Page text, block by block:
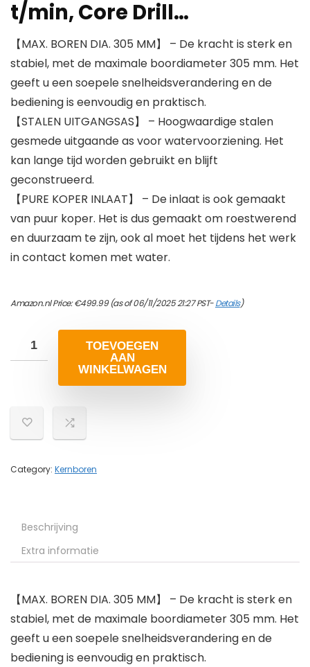
t/min, Core Drill…
【MAX. BOREN DIA. 305 MM】 – De kracht is sterk en
stabiel, met de maximale boordiameter 305 mm. Het
geeft u een soepele snelheidsverandering en de
bediening is eenvoudig en praktisch.
【STALEN UITGANGSAS】 – Hoogwaardige stalen
gesmede uitgaande as voor watervoorziening. Het
kan lange tijd worden gebruikt en blijft
geconstrueerd.
【PURE KOPER INLAAT】 – De inlaat is ook gemaakt
van puur koper. Het is dus gemaakt om roestwerend
en duurzaam te zijn, ook al moet het tijdens het werk
in contact komen met water.
Amazon.nl Price:€499.99(as of 06/11/2025 21:27 PST-Details)
TOEVOEGEN
AAN
WINKELWAGEN
Category: Kernboren
Beschrijving
Extra informatie
【MAX. BOREN DIA. 305 MM】 – De kracht is sterk en
stabiel, met de maximale boordiameter 305 mm. Het
geeft u een soepele snelheidsverandering en de
bediening is eenvoudig en praktisch.